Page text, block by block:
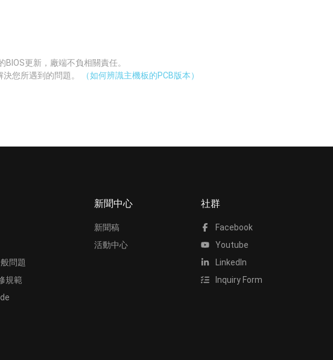
更新，廠端不負相關責任。
您所遇到的問題。
（如何辨識主機板的PCB版本）
問題
規範
新聞中心
新聞稿
活動中心
社群
Facebook
Youtube
LinkedIn
Inquiry Form